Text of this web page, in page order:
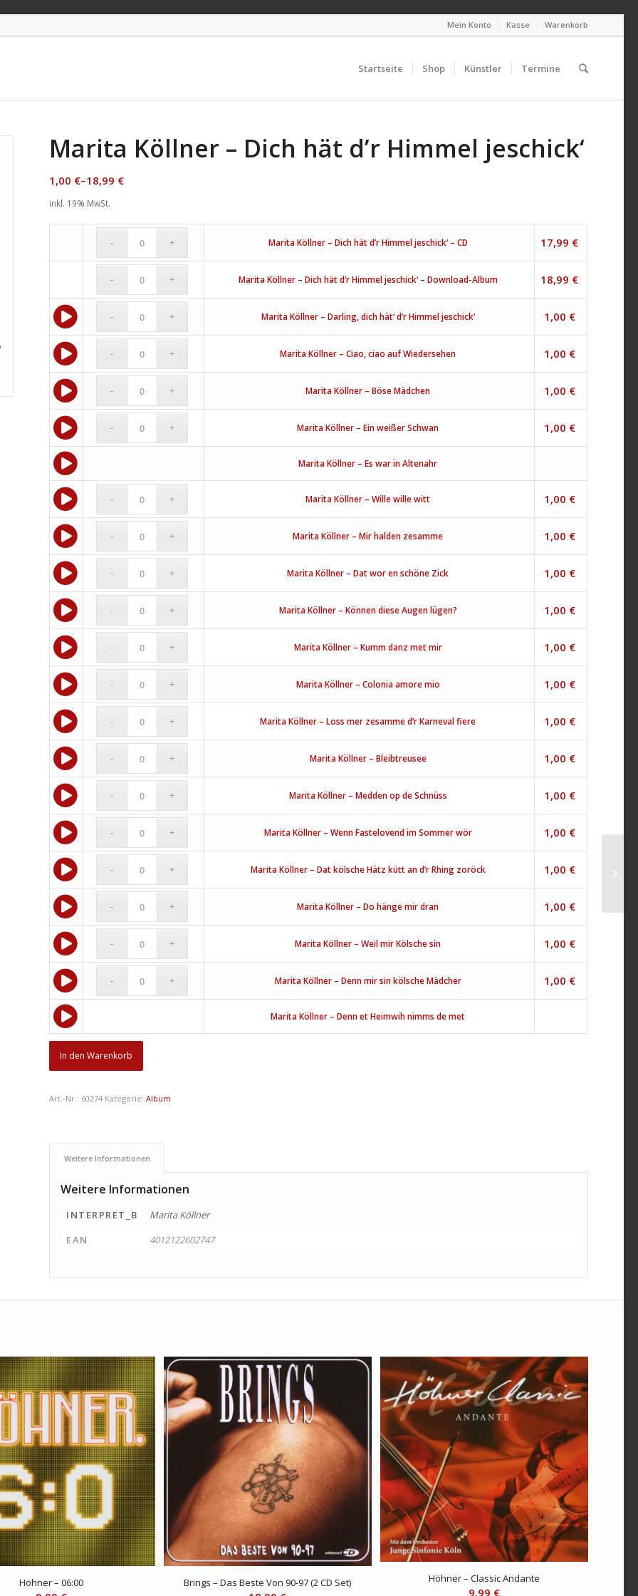
Mein Konto Kasse Warenkorb
Startseite Shop Künstler Termine
Marita Köllner – Dich hät d’r Himmel jeschick‘
1,00 €–18,99 €
inkl. 19% MwSt.
Marita Köllner – Dich hät d’r Himmel jeschick‘ – CD 17,99 €
Marita Köllner – Dich hät d’r Himmel jeschick‘ – Download-Album 18,99 €
Marita Köllner – Darling, dich hät‘ d’r Himmel jeschick‘ 1,00 €
Marita Köllner – Ciao, ciao auf Wiedersehen 1,00 €
Marita Köllner – Böse Mädchen 1,00 €
Marita Köllner – Ein weißer Schwan 1,00 €
Marita Köllner – Es war in Altenahr
Marita Köllner – Wille wille witt 1,00 €
Marita Köllner – Mir halden zesamme 1,00 €
Marita Köllner – Dat wor en schöne Zick 1,00 €
Marita Köllner – Können diese Augen lügen? 1,00 €
Marita Köllner – Kumm danz met mir 1,00 €
Marita Köllner – Colonia amore mio 1,00 €
Marita Köllner – Loss mer zesamme d’r Karneval fiere 1,00 €
Marita Köllner – Bleibtreusee 1,00 €
Marita Köllner – Medden op de Schnüss 1,00 €
Marita Köllner – Wenn Fastelovend im Sommer wör 1,00 €
Marita Köllner – Dat kölsche Hätz kütt an d’r Rhing zoröck 1,00 €
Marita Köllner – Do hänge mir dran 1,00 €
Marita Köllner – Weil mir Kölsche sin 1,00 €
Marita Köllner – Denn mir sin kölsche Mädcher 1,00 €
Marita Köllner – Denn et Heimwih nimms de met
In den Warenkorb
Art.-Nr.: 60274 Kategorie:Album
Weitere Informationen
Weitere Informationen
INTERPRET_B
Marita Köllner
EAN
4012122602747
Höhner – 06:00 Brings – Das Beste Von 90-97 (2 CD Set) Höhner – Classic Andante
9,99 €